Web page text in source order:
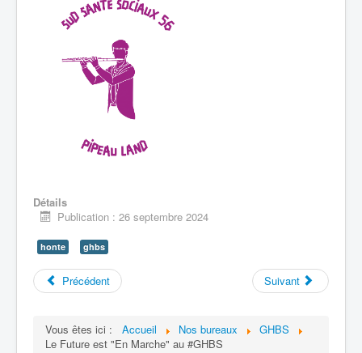
Détails
Publication : 26 septembre 2024
honte ghbs
Précédent Suivant
Vous êtes ici : Accueil Nos bureaux
GHBS
Le Future est "En Marche" au #GHBS